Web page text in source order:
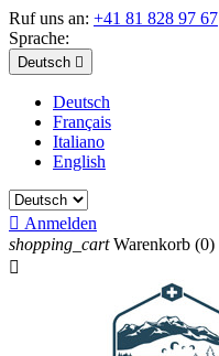
Ruf uns an: +41 81 828 97 67
Sprache:
Deutsch 
Deutsch
Français
Italiano
English
 Anmelden
shopping_cart Warenkorb (0)
